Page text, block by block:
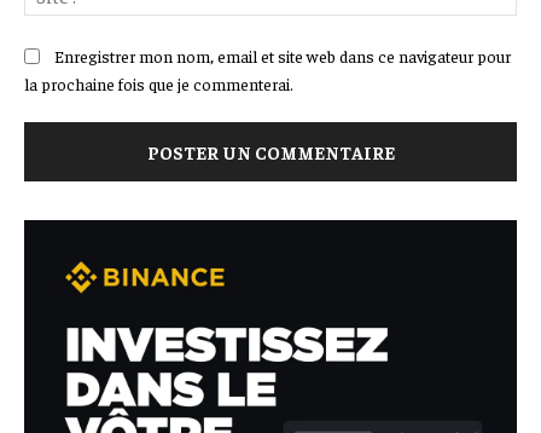
:
Enregistrer mon nom, email et site web dans ce navigateur pour
la prochaine fois que je commenterai.